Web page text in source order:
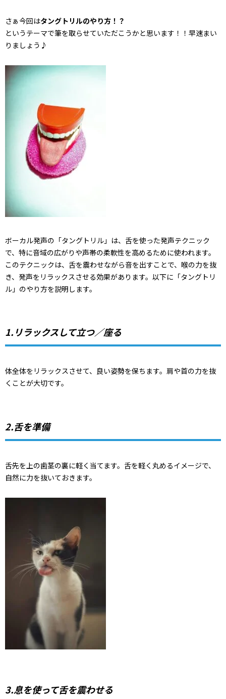
さぁ今回はタングトリルのやり方！？
というテーマで筆を取らせていただこうかと思います！！早速まい
りましょう♪
ボーカル発声の「タングトリル」は、舌を使った発声テクニック
で、特に音域の広がりや声帯の柔軟性を高めるために使われます。
このテクニックは、舌を震わせながら音を出すことで、喉の力を抜
き、発声をリラックスさせる効果があります。以下に「タングトリ
ル」のやり方を説明します。
1.リラックスして立つ／座る
体全体をリラックスさせて、良い姿勢を保ちます。肩や首の力を抜
くことが大切です。
2.舌を準備
舌先を上の歯茎の裏に軽く当てます。舌を軽く丸めるイメージで、
自然に力を抜いておきます。
3.息を使って舌を震わせる